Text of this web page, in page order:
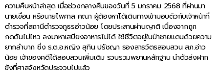
ความคืบหน้าล่าสุด เมื่อช่วงกลางคืนของวันที่ 5 มกราคม 2568 ที่ผ่านมา
นายเขื่อน หรือนายไพศาล คณา ผู้ต้องหาได้เดินทางเข้ามอบตัวกับเจ้าหน้าที่
ตำรวจที่สถานีตำรวจภูธรอ่าวน้อย โดยประสานผ่านญาติ เนื่องจากถูก
กดดันไม่ไหว ลงมาหาเสบียงอาหารไม่ได้ ใช้ชีวิตอยู่ในป่าชายแดนด้วยความ
ยากลำบาก ซึ่ง ร.ต.อ.หญิง สุทิน ปรัชญา รองสารวัตรสอบสวน สภ.อ่าว
น้อย เจ้าของคดีได้สอบสวนเพิ่มเติม รวบรวมพยานหลักฐาน นำตัวส่งฝาก
ขังที่ศาลจังหวัดประจวบไปแล้ว